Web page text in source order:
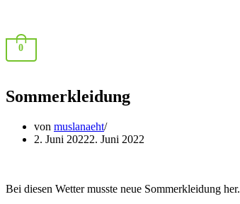
0
Sommerkleidung
von muslanaeht
2. Juni 20222. Juni 2022
Bei diesen Wetter musste neue Sommerkleidung her.